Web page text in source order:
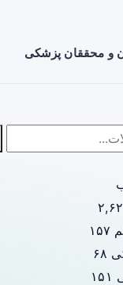
و محققان پزشکی
۱۵۷
۶۸
۱۵۱